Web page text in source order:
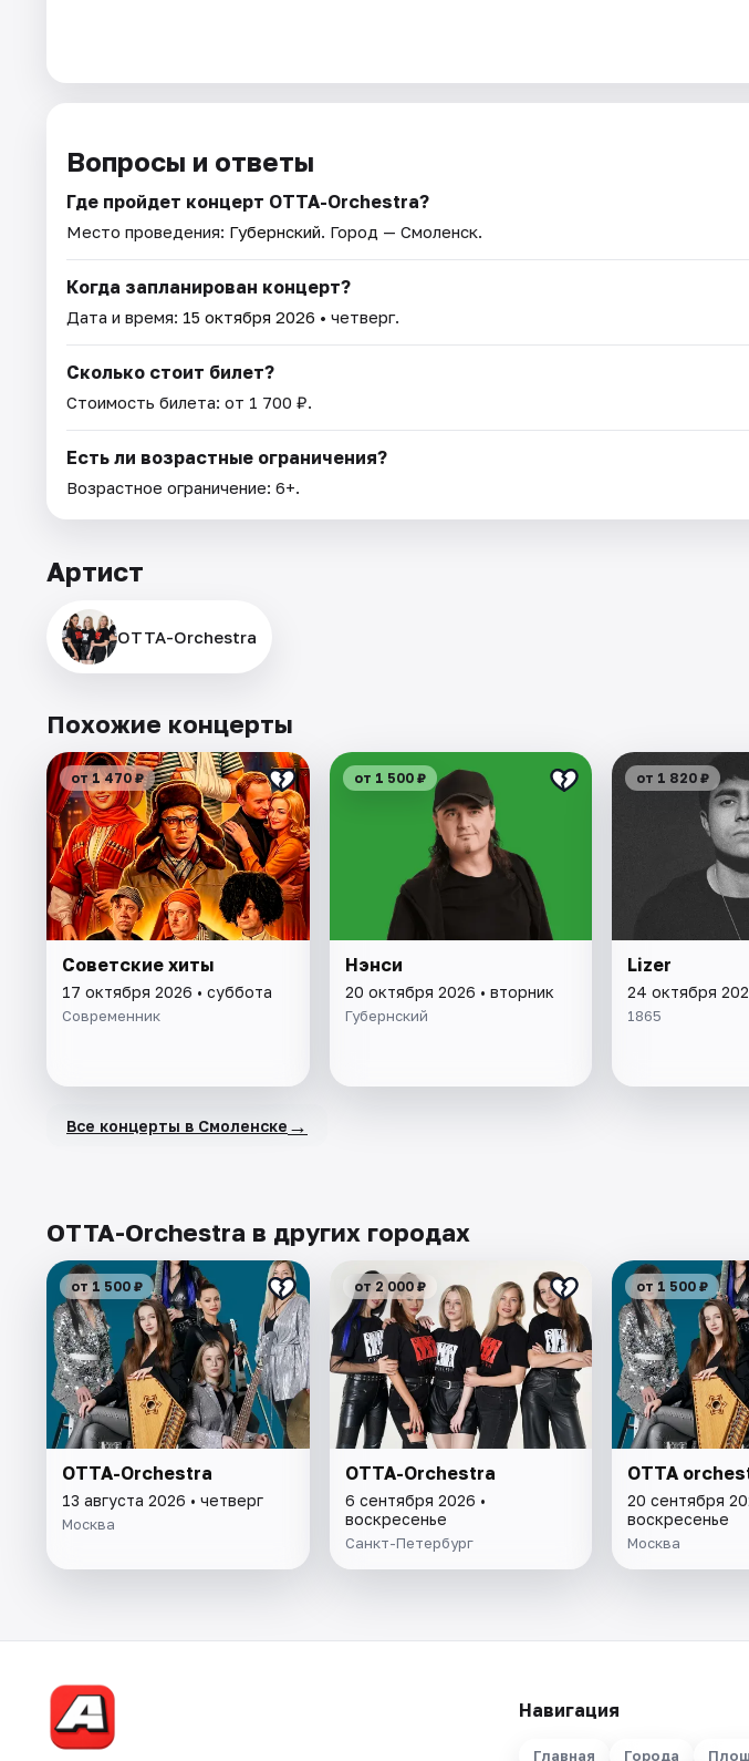
Вопросы и ответы
Где пройдет концерт ОТТА-Orchestra?
Место проведения: Губернский. Город — Смоленск.
Когда запланирован концерт?
Дата и время: 15 октября 2026 • четверг.
Сколько стоит билет?
Стоимость билета: от 1 700 ₽.
Есть ли возрастные ограничения?
Возрастное ограничение: 6+.
Артист
ОТТА-Orchestra
Похожие концерты
от 1 470 ₽
Советские хиты
17 октября 2026 • суббота
Современник
от 1 500 ₽
Нэнси
20 октября 2026 • вторник
Губернский
от 1 820 ₽
Lizer
24 октября
1865
Все концерты в Смоленске →
ОТТА-Orchestra в других городах
от 1 500 ₽
ОТТА-Orchestra
13 августа 2026 • четверг
Москва
от 2 000 ₽
ОТТА-Orchestra
6 сентября 2026 •
воскресенье
Санкт-Петербург
от 1 500 ₽
ОТТА
20 сентября
воскресенье
Москва
Навигация
Главная Города